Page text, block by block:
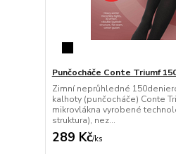
Punčocháče Conte Triumf
Zimní neprůhledné
kalhoty (punčocháče) Conte
mikrovlákna vyrobené
struktura), nez...
289 Kč/ks